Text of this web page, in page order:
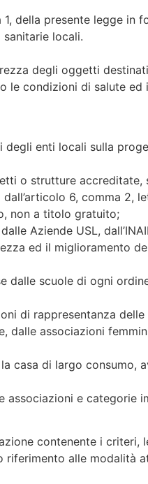
della presente legge in
sanitarie locali.
degli oggetti
condizioni di salute
enti locali sulla
o strutture accreditate,
6, comma 2,
non a titolo gratuito;
Aziende USL,
ed il miglioramento
scuole di ogni
di rappresentanza
dalle associazioni
casa di largo consumo,
associazioni e categorie
contenente i criteri,
alle modalità